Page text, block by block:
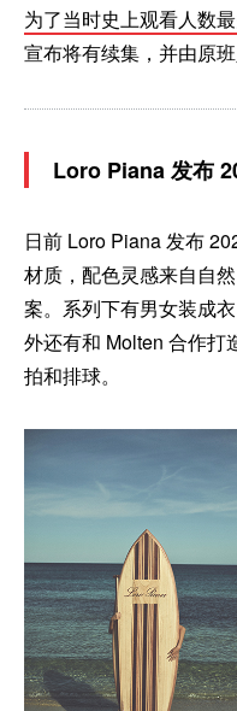
为了当时史上观看人数
宣布将有续集，并由原班
Loro Piana 发布
日前 Loro Piana 发布
材质，配色灵感来自自
案。系列下有男女装成
外还有和 Molten 合作打
拍和排球。